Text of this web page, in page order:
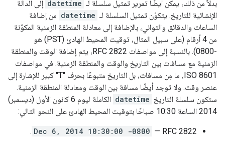
بدلاً من ذلك، يمكن أيضًا تمرير تمثيل سلسلة لـ datetime إلى الدالة
الإنشائية للتاريخ. يتكوّن تمثيل السلسلة لـ datetime من إضافة
الساعات والدقائق والثواني، بالإضافة إلى معادلة المنطقة الزمنية المكوّنة
من 4 أرقام (على سبيل المثال، توقيت المحيط الهادئ (PST) هو
-0800). بالنسبة إلى مواصفات RFC 2822، يتم إضافة الوقت والمنطقة
الزمنية مع مسافات بين التاريخ والوقت والمنطقة الزمنية. في مواصفات
ISO 8601، ما مِن مسافات، بل التاريخ متبوعًا بحرف "T" كبير للإشارة إلى
عنصر وقت. ولا توجد أيضًا مسافة بين الوقت ومعادلة المنطقة الزمنية.
ستكون سلسلة التاريخ datetime
الكاملة ليوم 6 كانون الأول (ديسمبر)
2014 الساعة 10:30 صباحًا بتوقيت المحيط الهادئ على النحو التالي:
RFC 2822 —
Dec 6, 2014 10:30:00 -0800
.